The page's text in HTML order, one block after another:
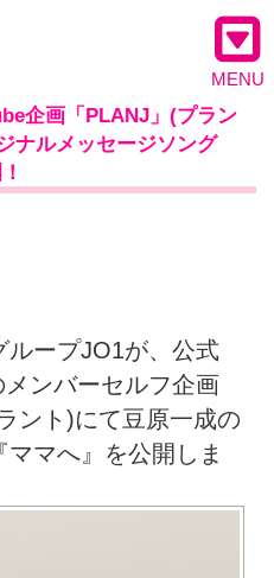
MENU
企画「PLANJ」(プラン
ナルメッセージソング
ループJO1が、公式
ンバーセルフ企画
ント)にて豆原一成の
マへ』を公開しま